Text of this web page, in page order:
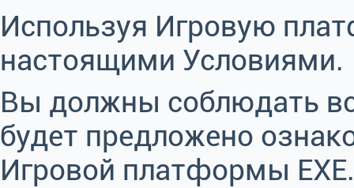
Используя Игровую
настоящими Условиями.
Вы должны соблюдать
будет предложено
Игровой платформы EXE.